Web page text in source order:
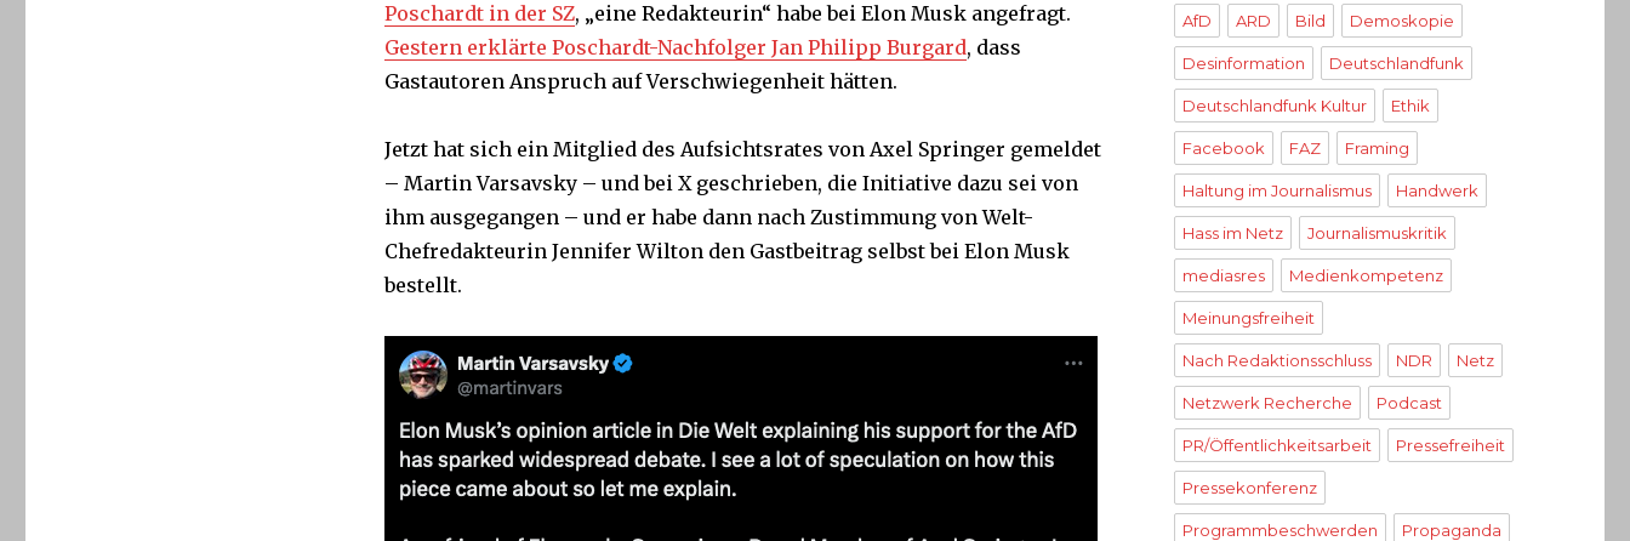
Poschardt in der SZ, „eine Redakteurin“ habe bei Elon Musk angefragt.
Gestern erklärte Poschardt-Nachfolger Jan Philipp Burgard, dass
Gastautoren Anspruch auf Verschwiegenheit hätten.
Jetzt hat sich ein Mitglied des Aufsichtsrates von Axel Springer gemeldet
– Martin Varsavsky – und bei X geschrieben, die Initiative dazu sei von
ihm ausgegangen – und er habe dann nach Zustimmung von Welt-
Chefredakteurin Jennifer Wilton den Gastbeitrag selbst bei Elon Musk
bestellt.
AfD ARD Bild Demoskopie
Desinformation Deutschlandfunk
Deutschlandfunk Kultur Ethik
Facebook FAZ Framing
Haltung im Journalismus Handwerk
Hass im Netz Journalismuskritik
mediasres Medienkompetenz
Meinungsfreiheit
Nach Redaktionsschluss NDR Netz
Netzwerk Recherche Podcast
PR/Öffentlichkeitsarbeit Pressefreiheit
Pressekonferenz
Programmbeschwerden Propaganda